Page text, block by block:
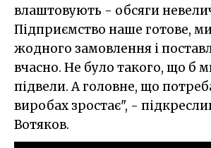
влаштовують - обсяги
Підприємство наше готове,
жодного замовлення і
вчасно. Не було такого, що б
підвели. А головне, що
виробах зростає", -
Вотяков.